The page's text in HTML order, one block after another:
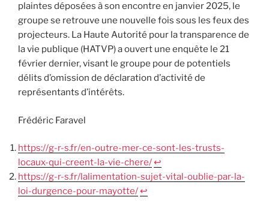
plaintes déposées à son encontre en janvier 2025, le
groupe se retrouve une nouvelle fois sous les feux des
projecteurs. La Haute Autorité pour la transparence de
la vie publique (HATVP) a ouvert une enquête le 21
février dernier, visant le groupe pour de potentiels
délits d’omission de déclaration d’activité de
représentants d’intérêts.
Frédéric Faravel
https://g-r-s.fr/en-outre-mer-ce-sont-les-trusts-
locaux-qui-creent-la-vie-chere/↩︎
https://g-r-s.fr/lalimentation-sujet-vital-oublie-par-la-
loi-durgence-pour-mayotte/↩︎